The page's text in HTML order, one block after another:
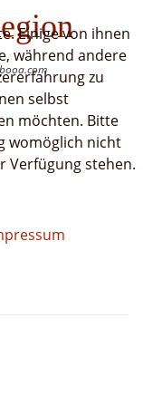
Einige von ihnen
während andere
zu
selbst
möchten. Bitte
womöglich nicht
Verfügung stehen.